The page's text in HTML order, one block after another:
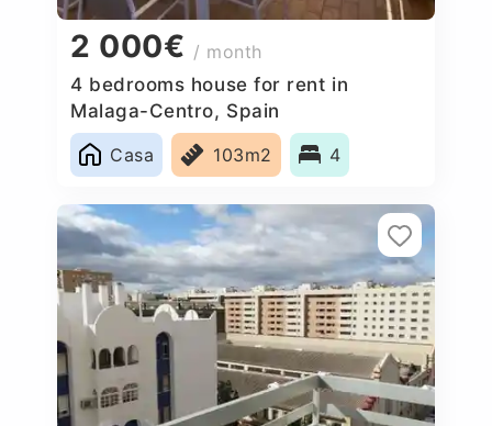
2 000€ / month
4 bedrooms house for rent in
Malaga-Centro, Spain
Casa
103m2 4